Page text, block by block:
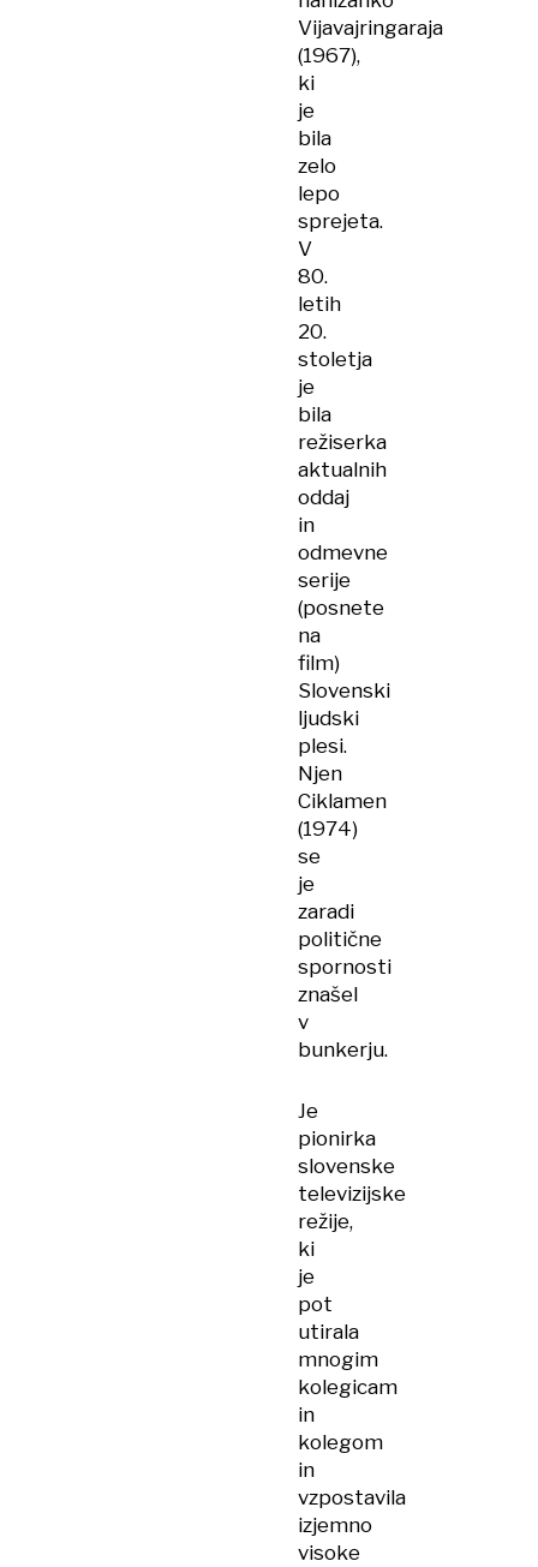
Vijavajringaraja
(1967),
ki
je
bila
zelo
lepo
sprejeta.
V
80.
letih
20.
stoletja
je
bila
režiserka
aktualnih
oddaj
in
odmevne
serije
(posnete
na
film)
Slovenski
ljudski
plesi.
Njen
Ciklamen
(1974)
se
je
zaradi
politične
spornosti
znašel
v
bunkerju.
Je
pionirka
slovenske
televizijske
režije,
ki
je
pot
utirala
mnogim
kolegicam
in
kolegom
in
vzpostavila
izjemno
visoke